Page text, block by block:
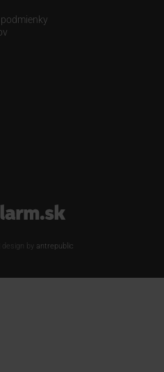
design by antrepublic